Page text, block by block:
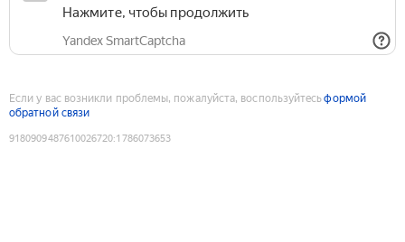
Нажмите, чтобы продолжить
Yandex SmartCaptcha
Если у вас возникли проблемы, пожалуйста, воспользуйтесьформой
обратной связи
9180909487610026720:1786073653